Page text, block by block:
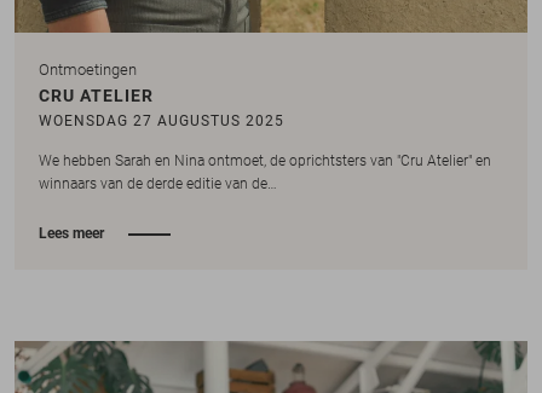
Ontmoetingen
CRU ATELIER
WOENSDAG 27 AUGUSTUS 2025
We hebben Sarah en Nina ontmoet, de oprichtsters van "Cru Atelier" en
winnaars van de derde editie van de…
Lees meer